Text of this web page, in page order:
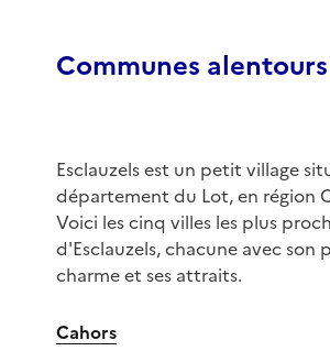
Communes alentours
Esclauzels est un petit village
département du Lot, en région
Voici les cinq villes les plus
d'Esclauzels, chacune avec son
charme et ses attraits.
Cahors